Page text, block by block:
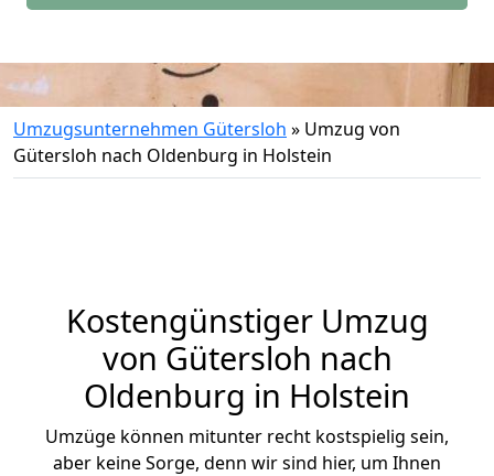
Umzugsunternehmen Gütersloh » Umzug von
Gütersloh nach Oldenburg in Holstein
Kostengünstiger Umzug
von Gütersloh nach
Oldenburg in Holstein
Umzüge können mitunter recht kostspielig sein,
aber keine Sorge, denn wir sind hier, um Ihnen